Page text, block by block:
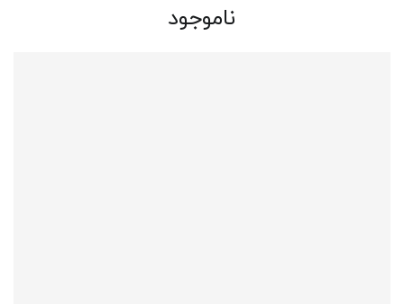
ناموجود